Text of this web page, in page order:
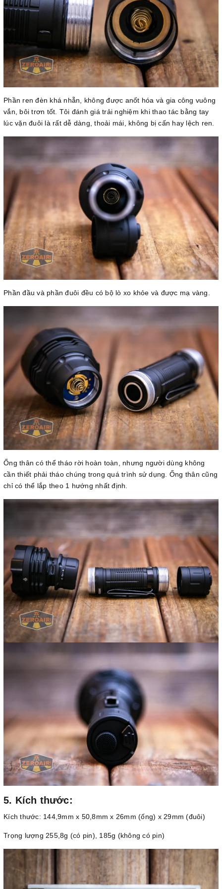
Phần ren đèn khá nhẵn, không được anốt hóa và gia công vuông
vắn, bôi trơn tốt. Tôi đánh giá trải nghiệm khi thao tác bằng tay
lúc vặn đuôi là rất dễ dàng, thoải mái, không bị cấn hay lệch ren.
Phần đầu và phần đuôi đều có bộ lò xo khỏe và được mạ vàng.
Ống thân có thể tháo rời hoàn toàn, nhưng người dùng không
cần thiết phải tháo chúng trong quá trình sử dụng. Ống thân cũng
chỉ có thể lắp theo 1 hướng nhất định.
5. Kích thước:
Kích thước: 144,9mm x 50,8mm x 26mm (ống) x 29mm (đuôi)
Trọng lượng 255,8g (có pin), 185g (không có pin)